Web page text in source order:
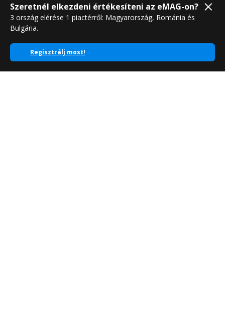
Szeretnél elkezdeni értékesíteni az eMAG-on?
3 ország elérése 1 piactérről: Magyarország, Románia és
Bulgária.
Regisztrálj most!